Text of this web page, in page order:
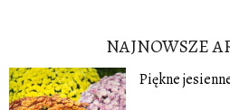
NAJNOWSZE
Piękne